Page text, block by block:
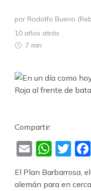
por Rodolfo Bueno
10 años atrás
7 min
Compartir:
Email
El Plan Barbarrosa,
alemán para en